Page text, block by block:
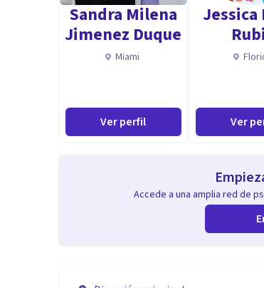
Sandra Milena
Jimenez Duque
Miami
Ver perfil
Jessica
Ver
Accede a una amplia red de